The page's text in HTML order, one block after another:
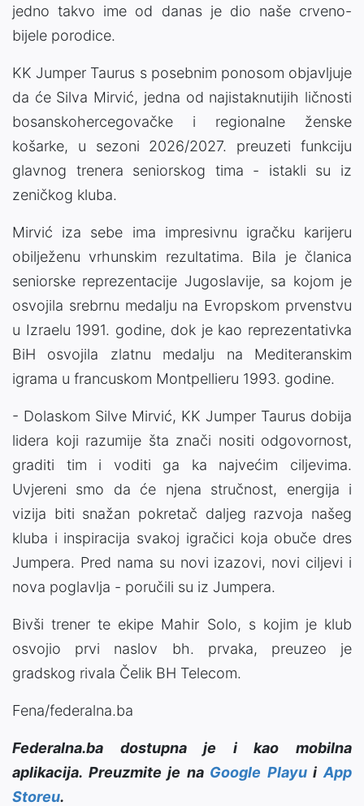
jedno takvo ime od danas je dio naše crveno-
bijele porodice.
KK Jumper Taurus s posebnim ponosom objavljuje
da će Silva Mirvić, jedna od najistaknutijih ličnosti
bosanskohercegovačke i regionalne ženske
košarke, u sezoni 2026/2027. preuzeti funkciju
glavnog trenera seniorskog tima - istakli su iz
zeničkog kluba.
Mirvić iza sebe ima impresivnu igračku karijeru
obilježenu vrhunskim rezultatima. Bila je članica
seniorske reprezentacije Jugoslavije, sa kojom je
osvojila srebrnu medalju na Evropskom prvenstvu
u Izraelu 1991. godine, dok je kao reprezentativka
BiH osvojila zlatnu medalju na Mediteranskim
igrama u francuskom Montpellieru 1993. godine.
- Dolaskom Silve Mirvić, KK Jumper Taurus dobija
lidera koji razumije šta znači nositi odgovornost,
graditi tim i voditi ga ka najvećim ciljevima.
Uvjereni smo da će njena stručnost, energija i
vizija biti snažan pokretač daljeg razvoja našeg
kluba i inspiracija svakoj igračici koja obuče dres
Jumpera. Pred nama su novi izazovi, novi ciljevi i
nova poglavlja - poručili su iz Jumpera.
Bivši trener te ekipe Mahir Solo, s kojim je klub
osvojio prvi naslov bh. prvaka, preuzeo je
gradskog rivala Čelik BH Telecom.
Fena/federalna.ba
Federalna.ba dostupna je i kao mobilna
aplikacija. Preuzmite je na Google PlayuiApp
Storeu.